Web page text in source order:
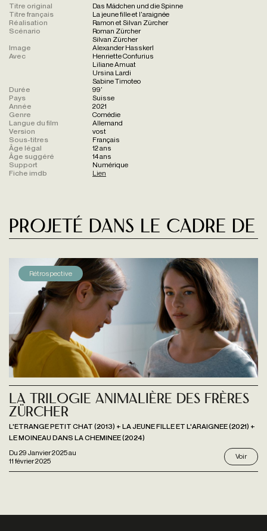
Titre original
Das Mädchen und die Spinne
Titre français
La jeune fille et l'araignée
Réalisation
Ramon et Silvan Zürcher
Scénario
Roman Zürcher
Silvan Zürcher
Image
Alexander Hasskerl
Avec
Henriette Confurius
Liliane Amuat
Ursina Lardi
Sabine Timoteo
Durée
99'
Pays
Suisse
Année
2021
Genre
Comédie
Langue du film
Allemand
Version
vost
Sous-titres
Français
Âge légal
12 ans
Âge suggéré
14 ans
Support
Numérique
Fiche imdb
Lien
Projeté dans le cadre de
Rétrospective
Du 29 Janvier 2025au
11 février 2025
La Trilogie animalière des frères
Zürcher
L'ETRANGE PETIT CHAT (2013) + LA JEUNE FILLE ET L'ARAIGNEE (2021) +
LE MOINEAU DANS LA CHEMINEE (2024)
Voir